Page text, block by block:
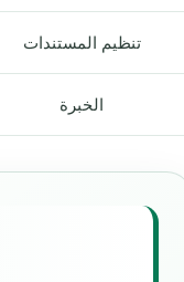
تنظيم المستندات
الخبرة